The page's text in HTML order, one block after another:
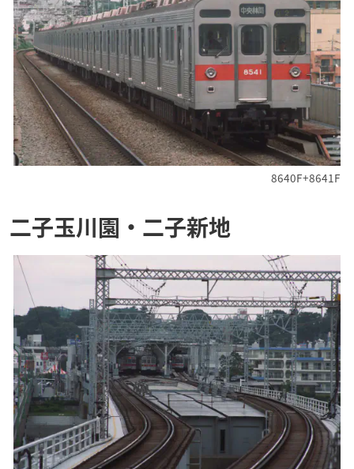
8640F+8641F
二子玉川園・二子新地